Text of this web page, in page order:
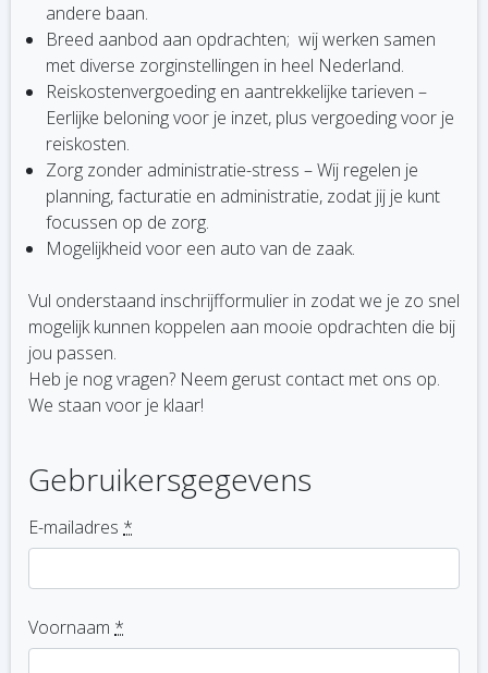
andere baan.
Breed aanbod aan opdrachten; wij werken samen
met diverse zorginstellingen in heel Nederland.
Reiskostenvergoeding en aantrekkelijke tarieven –
Eerlijke beloning voor je inzet, plus vergoeding voor je
reiskosten.
Zorg zonder administratie-stress – Wij regelen je
planning, facturatie en administratie, zodat jij je kunt
focussen op de zorg.
Mogelijkheid voor een auto van de zaak.
Vul onderstaand inschrijfformulier in zodat we je zo snel
mogelijk kunnen koppelen aan mooie opdrachten die bij
jou passen.
Heb je nog vragen? Neem gerust contact met ons op.
We staan voor je klaar!
Gebruikersgegevens
E-mailadres *
Voornaam *